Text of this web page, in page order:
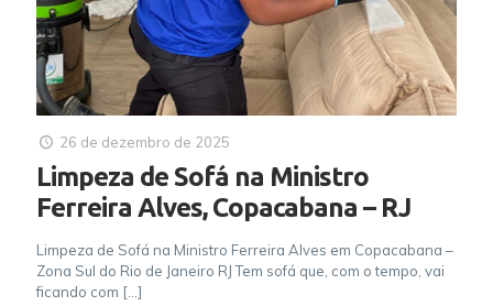
26 de dezembro de 2025
Limpeza de Sofá na Ministro
Ferreira Alves, Copacabana – RJ
Limpeza de Sofá na Ministro Ferreira Alves em Copacabana –
Zona Sul do Rio de Janeiro RJ Tem sofá que, com o tempo, vai
ficando com […]